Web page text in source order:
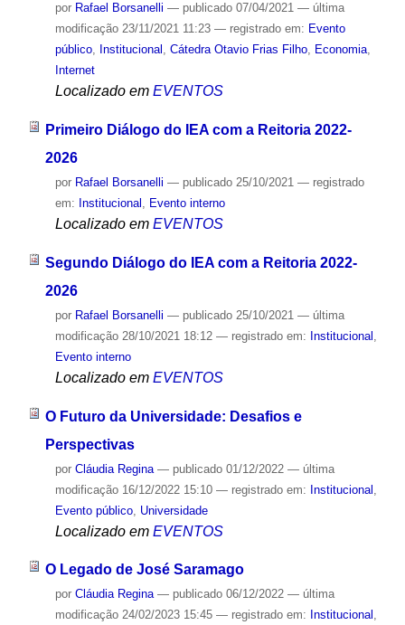
por Rafael Borsanelli — publicado07/04/2021 — última
modificação23/11/2021 11:23 — registrado em: Evento
público, Institucional , Cátedra Otavio Frias Filho, Economia,
Internet
Localizado em EVENTOS
Primeiro Diálogo do IEA com a Reitoria 2022-
2026
por Rafael Borsanelli — publicado25/10/2021 — registrado
em: Institucional , Evento interno
Localizado em EVENTOS
Segundo Diálogo do IEA com a Reitoria 2022-
2026
por Rafael Borsanelli — publicado25/10/2021 — última
modificação28/10/2021 18:12 — registrado em: Institucional
Evento interno
Localizado em EVENTOS
O Futuro da Universidade: Desafios e
Perspectivas
por Cláudia Regina — publicado01/12/2022 — última
modificação16/12/2022 15:10 — registrado em: Institucional
Evento público, Universidade
Localizado em EVENTOS
O Legado de José Saramago
por Cláudia Regina — publicado06/12/2022 — última
modificação24/02/2023 15:45 — registrado em: Institucional ,